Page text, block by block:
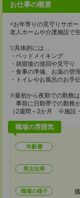
お仕事の概要
<お年寄りの見守りサポー
老人ホームや介護施設で
▽具体的には…
・ベッドメイキング
・就寝後の巡回や見守り
・食事の準備、お薬の管理
・トイレやお風呂のお
※最初から夜勤での勤務は
事前に日勤帯での勤務
（2週間～2か月 ※施設
職場の雰囲気
年齢層
男女比率
職場の様子